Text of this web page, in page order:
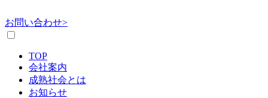
お問い合わせ>
TOP
会社案内
成熟社会とは
お知らせ